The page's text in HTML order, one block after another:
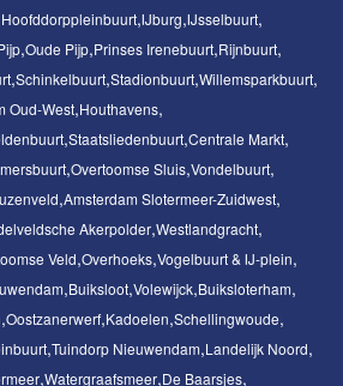
Hoofddorppleinbuurt IJburg IJsselbuurt
Oude Pijp Prinses Irenebuurt Rijnbuurt
Schinkelbuurt Stadionbuurt Willemsparkbuurt
Oud-West Houthavens
Staatsliedenbuurt Centrale Markt
Overtoomse Sluis Vondelbuurt
Amsterdam Slotermeer-Zuidwest
Akerpolder Westlandgracht
Veld Overhoeks Vogelbuurt & IJ-plein
Buiksloot Volewijck Buiksloterham
Oostzanerwerf Kadoelen Schellingwoude
Tuindorp Nieuwendam Landelijk Noord
Watergraafsmeer De Baarsjes